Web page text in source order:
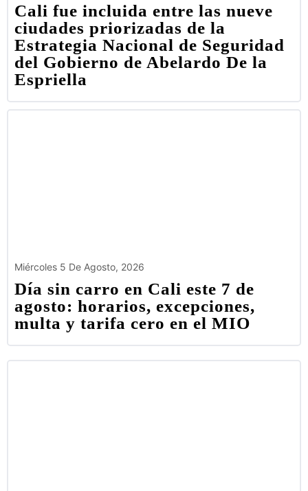
Cali fue incluida entre las nueve
ciudades priorizadas de la
Estrategia Nacional de Seguridad
del Gobierno de Abelardo De la
Espriella
Miércoles 5 De Agosto, 2026
Día sin carro en Cali este 7 de
agosto: horarios, excepciones,
multa y tarifa cero en el MIO